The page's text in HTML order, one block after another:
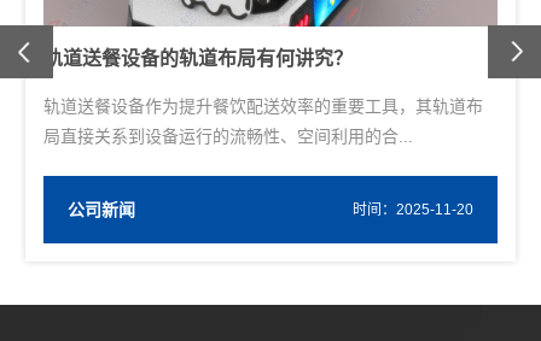
Previous
回转寿司设备如何避免食物堆积？
回转寿司设备上的食物堆积会导致食材浪费、成本增加，还
会影响菜品新鲜度与顾客用餐体验，其原因多为...
公司新闻 时间：2025-10-27